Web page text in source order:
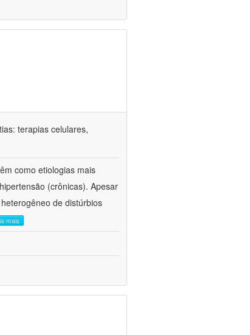
terapias celulares,
como etiologias mais
(crônicas). Apesar
de distúrbios
mais